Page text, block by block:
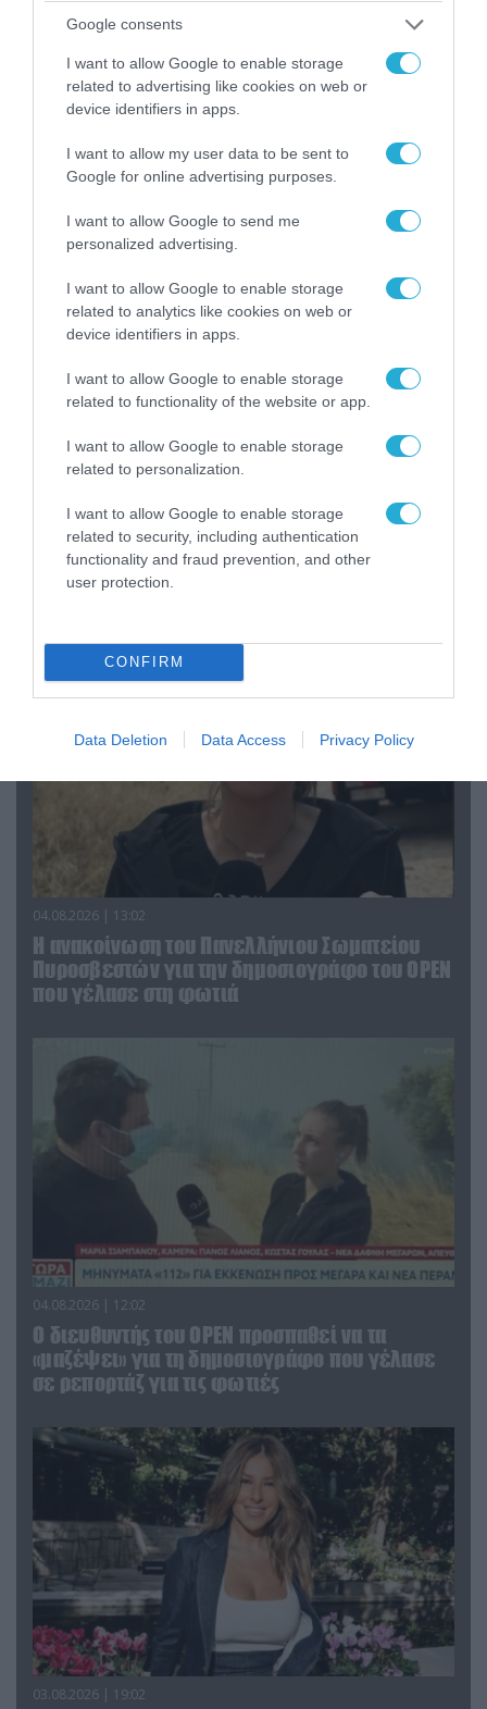
Google consents
I want to allow Google to enable storage
related to advertising like cookies on web or
device identifiers in apps.
I want to allow my user data to be sent to
Google for online advertising purposes.
I want to allow Google to send me
personalized advertising.
I want to allow Google to enable storage
related to analytics like cookies on web or
device identifiers in apps.
I want to allow Google to enable storage
related to functionality of the website or app.
I want to allow Google to enable storage
related to personalization.
I want to allow Google to enable storage
related to security, including authentication
functionality and fraud prevention, and other
user protection.
CONFIRM
Data Deletion Data Access Privacy Policy
06.08.2026 | 09:03
«Οι εντελώς αθώοι»: Η ανάρτηση του Αρκά για
τα ζώα που χάθηκαν στις πυρκαγιές της
Αττικής (φωτο)
04.08.2026 | 15:02
Αυτή την ώρα το τελευταίο «αντίο» στον πρώην
04.08.2026 | 13:02
Η ανακοίνωση του Πανελλήνιου Σωματείου
Πυροσβεστών για την δημοσιογράφο του OPEN
που γέλασε στη φωτιά
04.08.2026 | 12:02
O διευθυντής του OPEN προσπαθεί να τα
«μαζέψει» για τη δημοσιογράφο που γέλασε
σε ρεπορτάζ για τις φωτιές
03.08.2026 | 19:02